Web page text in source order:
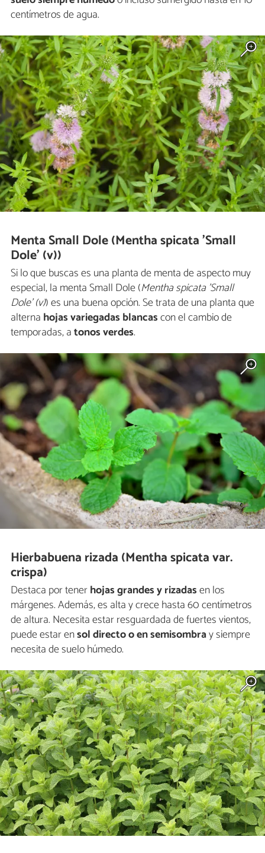
centímetros de agua.
Menta Small Dole (Mentha spicata 'Small
Dole' (v))
Si lo que buscas es una planta de menta de aspecto muy
especial, la menta Small Dole (Mentha spicata 'Small
Dole' (v)) es una buena opción. Se trata de una planta que
alterna hojas variegadas blancascon el cambio de
temporadas, atonos verdes.
Hierbabuena rizada (Mentha spicata var.
crispa)
Destaca por tenerhojas grandes y rizadasen los
márgenes. Además, es alta y crece hasta 60 centímetros
de altura. Necesita estar resguardada de fuertes vientos,
puede estar ensol directo o en semisombray siempre
necesita de suelo húmedo.